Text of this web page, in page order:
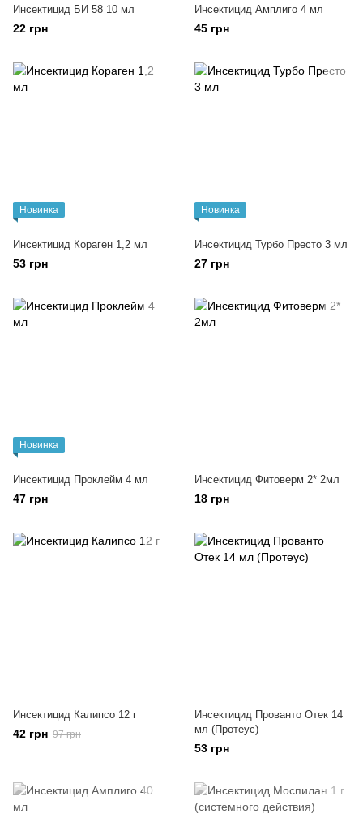
Инсектицид БИ 58 10 мл
22 грн
Инсектицид Амплиго 4 мл
45 грн
Новинка
Инсектицид Кораген 1,2 мл
53 грн
Новинка
Инсектицид Турбо Престо 3 мл
27 грн
Новинка
Инсектицид Проклейм 4 мл
47 грн
Инсектицид Фитоверм 2* 2мл
18 грн
Инсектицид Калипсо 12 г
42 грн 97 грн
Инсектицид Прованто Отек 14
мл (Протеус)
53 грн